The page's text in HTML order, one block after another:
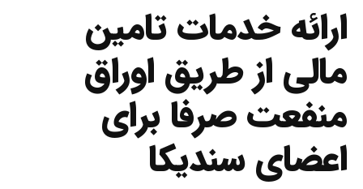
ارائه خدمات تامین
مالی از طریق اوراق
منفعت صرفا برای
اعضای سندیکا